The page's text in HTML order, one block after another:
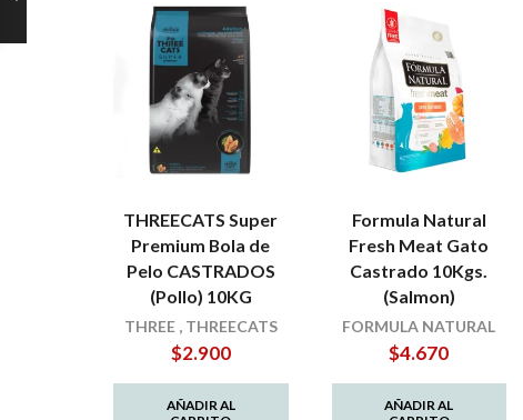
THREECATS Super
Premium Bola de
Pelo CASTRADOS
(Pollo) 10KG
THREE, THREECATS
$2.900
AÑADIR AL
Formula Natural
Fresh Meat Gato
Castrado 10Kgs.
(Salmon)
FORMULA NATURAL
$4.670
AÑADIR AL